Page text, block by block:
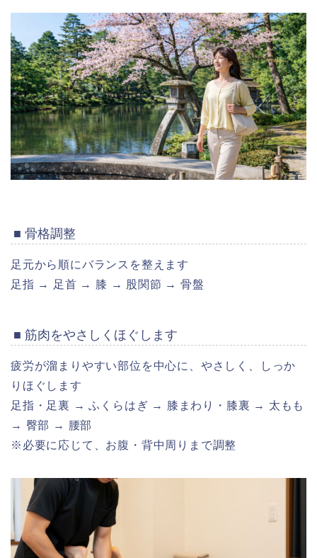
■ 骨格調整
足元から順にバランスを整えます
足指 → 足首 → 膝 → 股関節 → 骨盤
■ 筋肉をやさしくほぐします
疲労が溜まりやすい部位を中心に、やさしく、しっか
りほぐします
足指・足裏 → ふくらはぎ → 膝まわり・膝裏 → 太もも
→ 臀部 → 腰部
※必要に応じて、お腹・背中周りまで調整